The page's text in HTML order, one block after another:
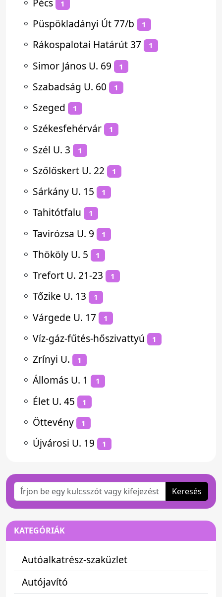
1
⚬ Püspökladányi Út 77/b 1
⚬ Rákospalotai Határút 37 1
⚬ Simor János U. 69 1
⚬ Szabadság U. 60 1
⚬ Szeged 1
⚬ Székesfehérvár 1
⚬ Szél U. 3 1
⚬ Szőlőskert U. 22 1
⚬ Sárkány U. 15 1
⚬ Tahitótfalu 1
⚬ Tavirózsa U. 9 1
⚬ Thököly U. 5 1
⚬ Trefort U. 21-23 1
⚬ Tőzike U. 13 1
⚬ Várgede U. 17 1
⚬ Víz-gáz-fűtés-hőszivattyú 1
⚬ Zrínyi U. 1
⚬ Állomás U. 1 1
⚬ Élet U. 45 1
⚬ Öttevény 1
⚬ Újvárosi U. 19 1
Keresés
KATEGÓRIÁK
Autóalkatrész-szaküzlet
Autójavító